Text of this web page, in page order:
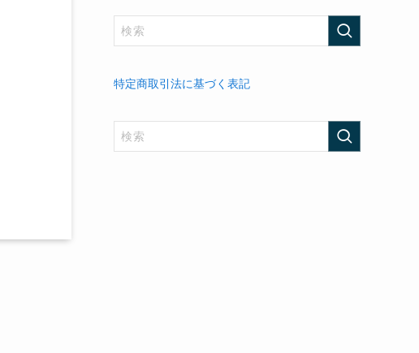
特定商取引法に基づく表記